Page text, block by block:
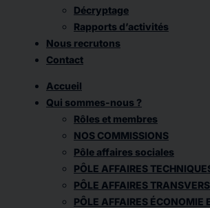
Décryptage
Rapports d’activités
Nous recrutons
Contact
Accueil
Qui sommes-nous ?
Rôles et membres
NOS COMMISSIONS
Pôle affaires sociales
PÔLE AFFAIRES
PÔLE AFFAIRES
PÔLE AFFAIRES ÉCONOMIE